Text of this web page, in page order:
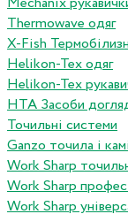
Thermowave одяг
X-Fish
Helikon-Tex одяг
Helikon-Tex
HTA Засоби
Точильні системи
Ganzo точила і
Work Sharp
Work Sharp
Work Sharp